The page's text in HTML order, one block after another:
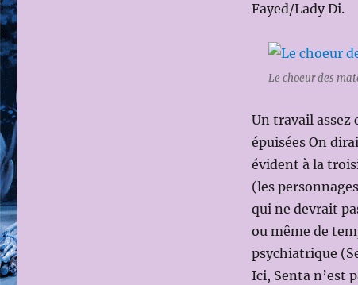
Fayed/Lady Di.
Le choeur des
Un travail
épuisées On
évident à la
(les
qui ne devrait
ou même de
psychiatrique
Ici, Senta n’est